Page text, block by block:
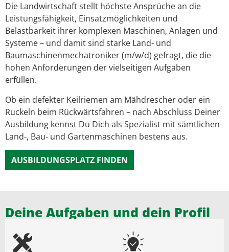
Die Landwirtschaft stellt höchste Ansprüche an die
Leistungsfähigkeit, Einsatzmöglichkeiten und
Belastbarkeit ihrer komplexen Maschinen, Anlagen und
Systeme – und damit sind starke Land- und
Baumaschinenmechatroniker (m/w/d) gefragt, die die
hohen Anforderungen der vielseitigen Aufgaben
erfüllen.
Ob ein defekter Keilriemen am Mähdrescher oder ein
Ruckeln beim Rückwärtsfahren – nach Abschluss Deiner
Ausbildung kennst Du Dich als Spezialist mit sämtlichen
Land-, Bau- und Gartenmaschinen bestens aus.
AUSBILDUNGSPLATZ FINDEN
Deine Aufgaben und dein Profil